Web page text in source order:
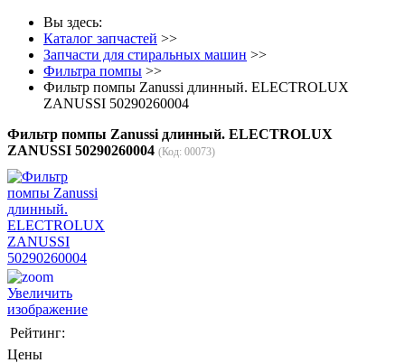
Вы здесь:
Каталог запчастей >>
Запчасти для стиральных машин >>
Фильтра помпы >>
Фильтр помпы Zanussi длинный. ELECTROLUX
ZANUSSI 50290260004
Фильтр помпы Zanussi длинный. ELECTROLUX
ZANUSSI 50290260004 (Код: 00073)
Увеличить
изображение
Рейтинг:
Цены